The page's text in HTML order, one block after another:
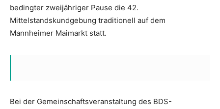
bedingter zweijähriger Pause die 42.
Mittelstandskundgebung traditionell auf dem
Mannheimer Maimarkt statt.
Bei der Gemeinschaftsveranstaltung des BDS-